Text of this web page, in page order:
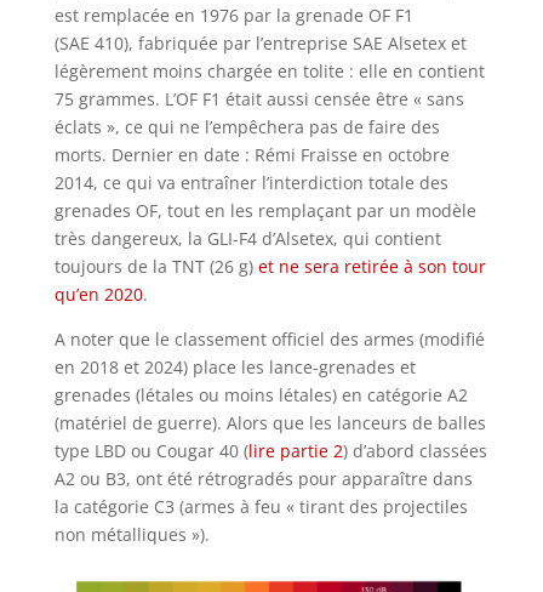
est remplacée en 1976 par la grenade OF F1
(SAE 410), fabriquée par l’entreprise SAE Alsetex et
légèrement moins chargée en tolite : elle en contient
75 grammes. L’OF F1 était aussi censée être « sans
éclats », ce qui ne l’empêchera pas de faire des
morts. Dernier en date : Rémi Fraisse en octobre
2014, ce qui va entraîner l’interdiction totale des
grenades OF, tout en les remplaçant par un modèle
très dangereux, la GLI-F4 d’Alsetex, qui contient
toujours de la TNT (26 g) et ne sera retirée à son tour
qu’en 2020.
A noter que le classement officiel des armes (modifié
en 2018 et 2024) place les lance-grenades et
grenades (létales ou moins létales) en catégorie A2
(matériel de guerre). Alors que les lanceurs de balles
type LBD ou Cougar 40 (lire partie 2) d’abord classées
A2 ou B3, ont été rétrogradés pour apparaître dans
la catégorie C3 (armes à feu « tirant des projectiles
non métalliques »).